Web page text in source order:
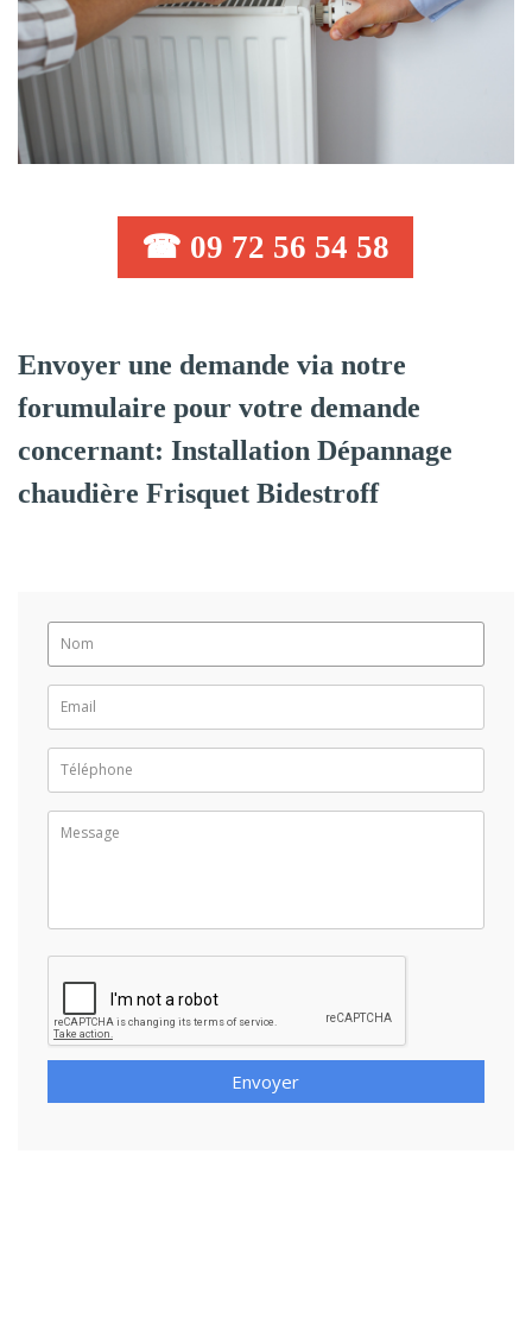
☎ 09 72 56 54 58
Envoyer une demande via notre
forumulaire pour votre demande
concernant: Installation Dépannage
chaudière Frisquet Bidestroff
Envoyer